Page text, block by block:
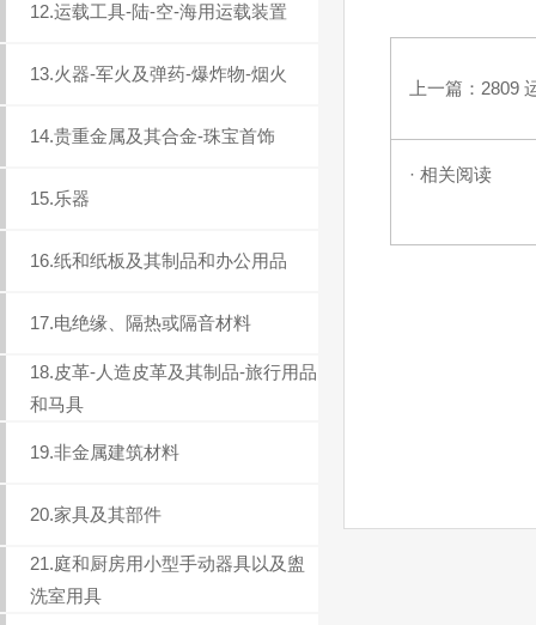
12.运载工具-陆-空-海用运载装置
13.火器-军火及弹药-爆炸物-烟火
14.贵重金属及其合金-珠宝首饰
15.乐器
16.纸和纸板及其制品和办公用品
17.电绝缘、隔热或隔音材料
18.皮革-人造皮革及其制品-旅行用品
和马具
19.非金属建筑材料
20.家具及其部件
21.庭和厨房用小型手动器具以及盥
洗室用具
上一篇： 2809
· 相关阅读